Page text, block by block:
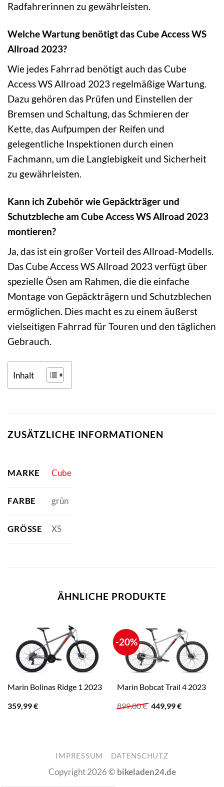
Radfahrerinnen zu gewährleisten.
Welche Wartung benötigt das Cube Access WS
Allroad 2023?
Wie jedes Fahrrad benötigt auch das Cube
Access WS Allroad 2023 regelmäßige Wartung.
Dazu gehören das Prüfen und Einstellen der
Bremsen und Schaltung, das Schmieren der
Kette, das Aufpumpen der Reifen und
gelegentliche Inspektionen durch einen
Fachmann, um die Langlebigkeit und Sicherheit
zu gewährleisten.
Kann ich Zubehör wie Gepäckträger und
Schutzbleche am Cube Access WS Allroad 2023
montieren?
Ja, das ist ein großer Vorteil des Allroad-Modells.
Das Cube Access WS Allroad 2023 verfügt über
spezielle Ösen am Rahmen, die die einfache
Montage von Gepäckträgern und Schutzblechen
ermöglichen. Dies macht es zu einem äußerst
vielseitigen Fahrrad für Touren und den täglichen
Gebrauch.
Inhalt
ZUSÄTZLICHE INFORMATIONEN
MARKE Cube
FARBE grün
GRÖSSE XS
ÄHNLICHE PRODUKTE
Marin Bolinas Ridge 1 2023
359,99€
-20%
Marin Bobcat Trail 4 2023
899,00€ Ursprünglicher
Preis
449,99€Aktueller
IMPRESSUM DATENSCHUTZ
Copyright 2026 © bikeladen24.de